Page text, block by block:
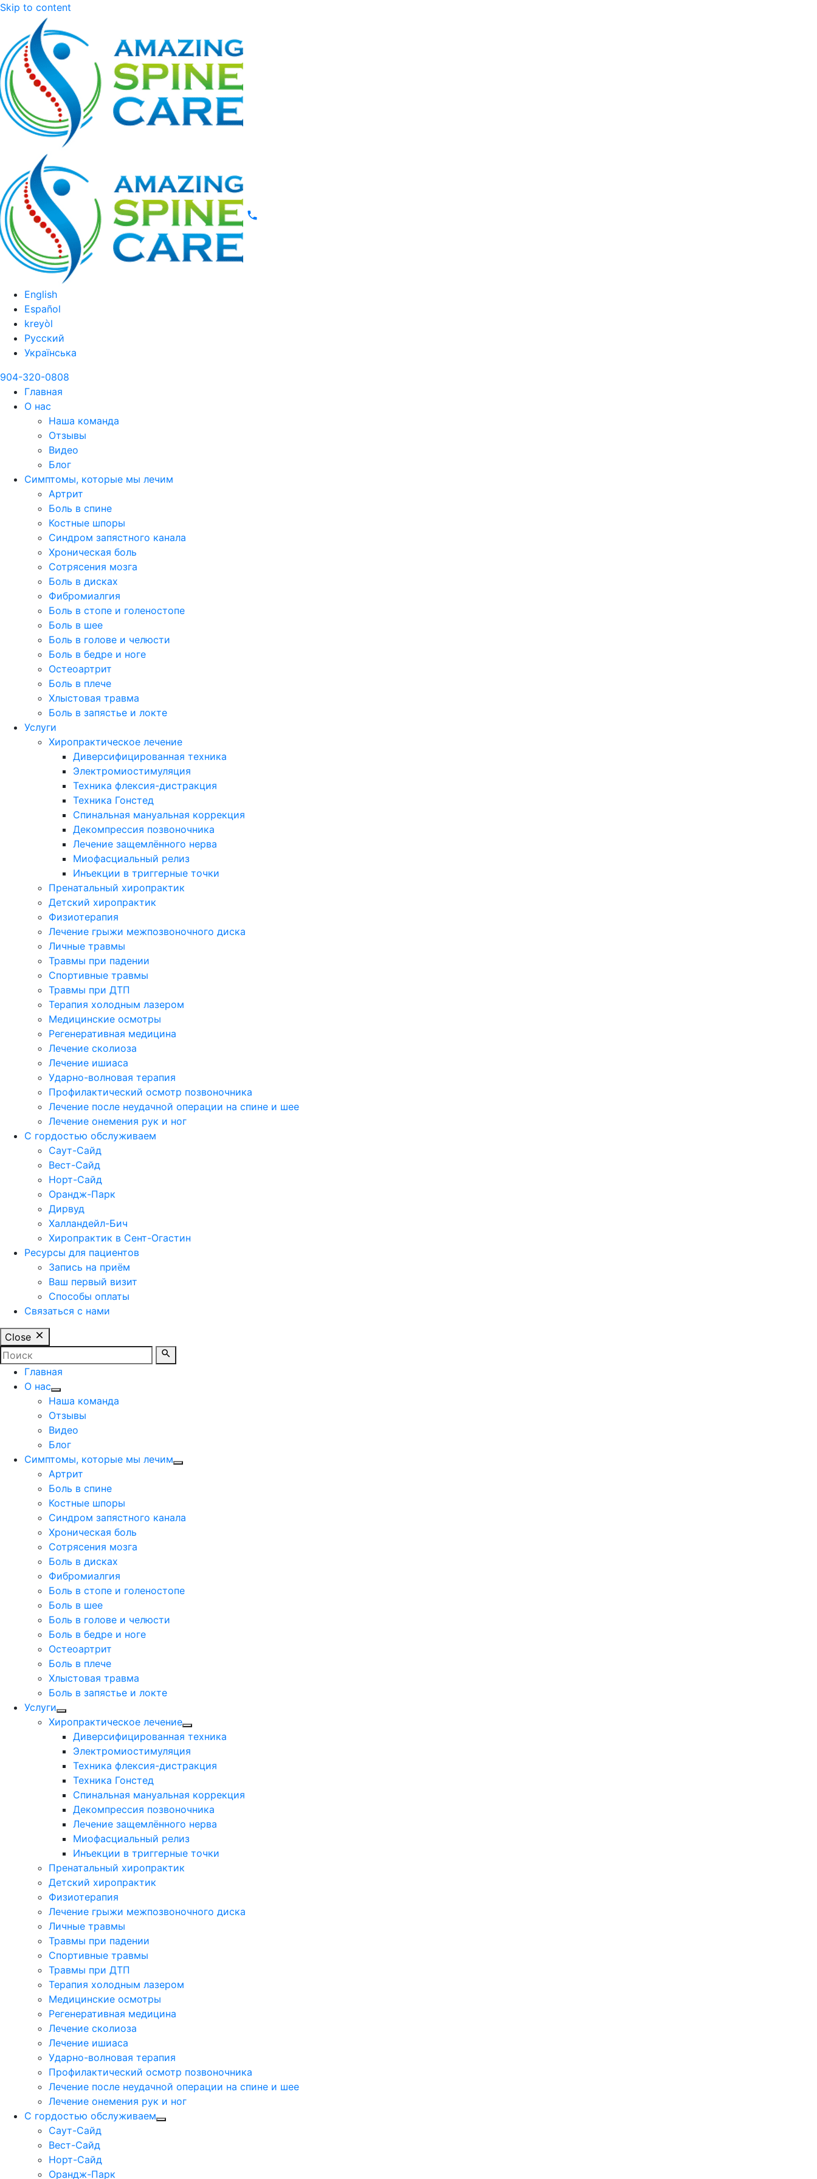
Skip to content
English
Español
kreyòl
Русский
Українська
904-320-0808
Главная
О нас
Наша команда
Отзывы
Видео
Блог
Симптомы, которые мы лечим
Артрит
Боль в спине
Костные шпоры
Синдром запястного канала
Хроническая боль
Сотрясения мозга
Боль в дисках
Фибромиалгия
Боль в стопе и голеностопе
Боль в шее
Боль в голове и челюсти
Боль в бедре и ноге
Остеоартрит
Боль в плече
Хлыстовая травма
Боль в запястье и локте
Услуги
Хиропрактическое лечение
Диверсифицированная техника
Электромиостимуляция
Техника флексия-дистракция
Техника Гонстед
Спинальная мануальная коррекция
Декомпрессия позвоночника
Лечение защемлённого нерва
Миофасциальный релиз
Инъекции в триггерные точки
Пренатальный хиропрактик
Детский хиропрактик
Физиотерапия
Лечение грыжи межпозвоночного диска
Личные травмы
Травмы при падении
Спортивные травмы
Травмы при ДТП
Терапия холодным лазером
Медицинские осмотры
Регенеративная медицина
Лечение сколиоза
Лечение ишиаса
Ударно-волновая терапия
Профилактический осмотр позвоночника
Лечение после неудачной операции на спине и шее
Лечение онемения рук и ног
С гордостью обслуживаем
Саут-Сайд
Вест-Сайд
Норт-Сайд
Орандж-Парк
Дирвуд
Халландейл-Бич
Хиропрактик в Сент-Огастин
Ресурсы для пациентов
Запись на приём
Ваш первый визит
Способы оплаты
Связаться с нами
Close
Главная
О нас
Наша команда
Отзывы
Видео
Блог
Симптомы, которые мы лечим
Артрит
Боль в спине
Костные шпоры
Синдром запястного канала
Хроническая боль
Сотрясения мозга
Боль в дисках
Фибромиалгия
Боль в стопе и голеностопе
Боль в шее
Боль в голове и челюсти
Боль в бедре и ноге
Остеоартрит
Боль в плече
Хлыстовая травма
Боль в запястье и локте
Услуги
Хиропрактическое лечение
Диверсифицированная техника
Электромиостимуляция
Техника флексия-дистракция
Техника Гонстед
Спинальная мануальная коррекция
Декомпрессия позвоночника
Лечение защемлённого нерва
Миофасциальный релиз
Инъекции в триггерные точки
Пренатальный хиропрактик
Детский хиропрактик
Физиотерапия
Лечение грыжи межпозвоночного диска
Личные травмы
Травмы при падении
Спортивные травмы
Травмы при ДТП
Терапия холодным лазером
Медицинские осмотры
Регенеративная медицина
Лечение сколиоза
Лечение ишиаса
Ударно-волновая терапия
Профилактический осмотр позвоночника
Лечение после неудачной операции на спине и шее
Лечение онемения рук и ног
С гордостью обслуживаем
Саут-Сайд
Вест-Сайд
Норт-Сайд
Орандж-Парк